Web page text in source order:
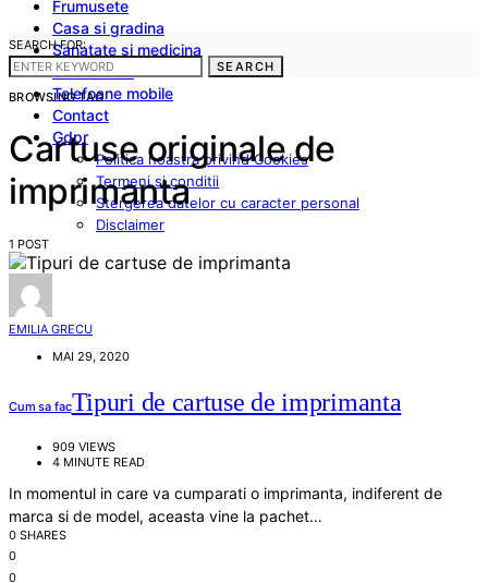
Frumusete
Casa si gradina
Sanatate si medicina
Cum sa fac
Telefoane mobile
Contact
Gdpr
Politica noastra privind Cookies
Termeni si conditii
Stergerea datelor cu caracter personal
Disclaimer
SEARCH FOR:
SEARCH
BROWSING TAG
Cartuse originale de
imprimanta
1 POST
EMILIA GRECU
MAI 29, 2020
Cum sa facTipuri de cartuse de imprimanta
909 VIEWS
4 MINUTE READ
In momentul in care va cumparati o imprimanta, indiferent de
marca si de model, aceasta vine la pachet…
0 SHARES
0
0